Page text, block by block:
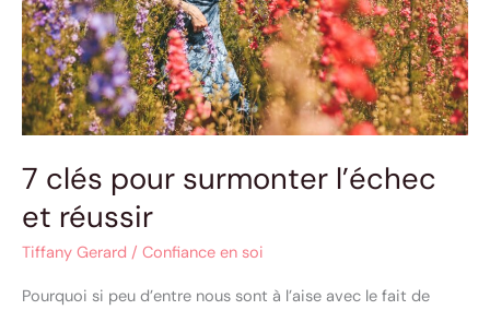
7 clés pour surmonter l’échec
et réussir
Tiffany Gerard / Confiance en soi
Pourquoi si peu d’entre nous sont à l’aise avec le fait de
réussir